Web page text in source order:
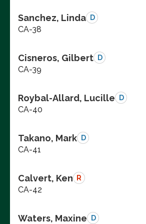
Sanchez, Linda D
CA-38
Cisneros, Gilbert D
CA-39
Roybal-Allard, Lucille D
CA-40
Takano, Mark D
CA-41
Calvert, Ken R
CA-42
Waters, Maxine D